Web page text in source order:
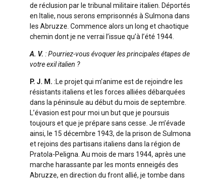
de réclusion par le tribunal militaire italien. Déportés
en Italie, nous serons emprisonnés à Sulmona dans
les Abruzze. Commence alors un long et chaotique
chemin dont je ne verrai l’issue qu’à l’été 1944.
A. V. : Pourriez-vous évoquer les principales étapes de
votre exil italien ?
P. J. M. :Le projet qui m’anime est de rejoindre les
résistants italiens et les forces alliées débarquées
dans la péninsule au début du mois de septembre.
L’évasion est pour moi un but que je poursuis
toujours et que je prépare sans cesse. Je m’évade
ainsi, le 15 décembre 1943, de la prison de Sulmona
et rejoins des partisans italiens dans la région de
Pratola-Peligna. Au mois de mars 1944, après une
marche harassante par les monts enneigés des
Abruzze, en direction du front allié, je tombe dans